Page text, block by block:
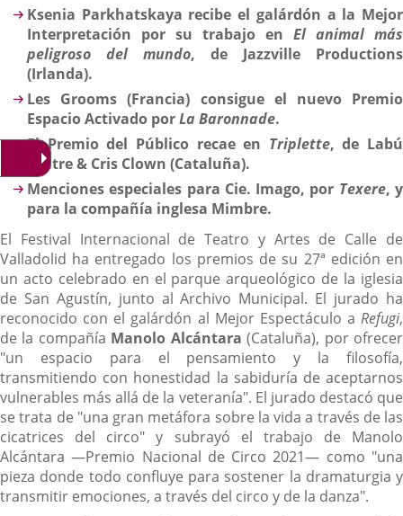
Descripción
Ksenia Parkhatskaya recibe el galárdón a la Mejor
Interpretación por su trabajo en El animal más
peligroso del mundo, de Jazzville Productions
(Irlanda).
Les Grooms (Francia) consigue el nuevo Premio
Espacio Activado porLa Baronnade.
El Premio del Público recae en Triplette, de Labú
Teatre & Cris Clown (Cataluña).
Menciones especiales para Cie. Imago, por Texere, y
para la compañía inglesa Mimbre.
El Festival Internacional de Teatro y Artes de Calle de
Valladolid ha entregado los premios de su 27ª edición en
un acto celebrado en el parque arqueológico de la iglesia
de San Agustín, junto al Archivo Municipal. El jurado ha
reconocido con el galárdón al Mejor Espectáculo a Refugi,
de la compañía Manolo Alcántara (Cataluña), por ofrecer
"un espacio para el pensamiento y la filosofía,
transmitiendo con honestidad la sabiduría de aceptarnos
vulnerables más allá de la veteranía". El jurado destacó que
se trata de "una gran metáfora sobre la vida a través de las
cicatrices del circo" y subrayó el trabajo de Manolo
Alcántara —Premio Nacional de Circo 2021— como "una
pieza donde todo confluye para sostener la dramaturgia y
transmitir emociones, a través del circo y de la danza".